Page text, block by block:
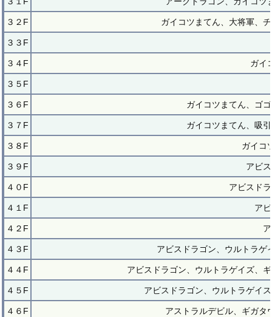
３２F ガイコツまてん、大将軍、
３３F
３４F ガイ
３５F
３６F ガイコツまてん、ゴ
３７F ガイコツまてん、吸
３８F ガイコ
３９F アビ
４０F アビスド
４１F ア
４２F
４３F アビスドラゴン、ウルトラゲ
４４F アビスドラゴン、ウルトラゲイズ、
４５F アビスドラゴン、ウルトラゲイ
４６F アストラルデビル、ギガタ